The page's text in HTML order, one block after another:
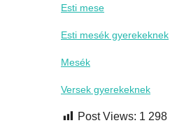
Esti mese
Esti mesék gyerekeknek
Mesék
Versek gyerekeknek
Post Views: 1 298